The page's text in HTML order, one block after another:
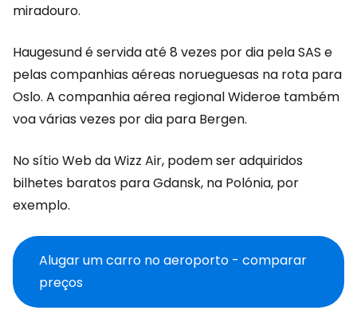
miradouro.
Haugesund é servida até 8 vezes por dia pela SAS e
pelas companhias aéreas norueguesas na rota para
Oslo. A companhia aérea regional Wideroe também
voa várias vezes por dia para Bergen.
No sítio Web da Wizz Air, podem ser adquiridos
bilhetes baratos para Gdansk, na Polónia, por
exemplo.
Alugar um carro no aeroporto - comparar
preços